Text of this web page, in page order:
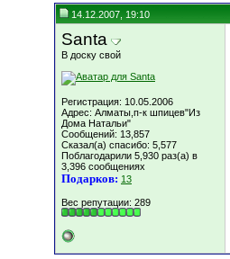
14.12.2007, 19:10
Santa
В доску свой
Регистрация: 10.05.2006
Адрес: Алматы,п-к шпицев"Из
Дома Натальи"
Сообщений: 13,857
Сказал(а) спасибо: 5,577
Поблагодарили 5,930 раз(а) в
3,396 сообщениях
Подарков: 13
Вес репутации: 289